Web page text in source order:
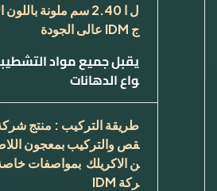
ل ا 2.40 سم ملونة
ج IDM عالى الجودة
يقبل جميع مواد التشطيب
واع الدهانات
طريقة التركيب : منتج
قص والتركيب بمعجون
ن الاكريلك بمواصفات
ركة IDM